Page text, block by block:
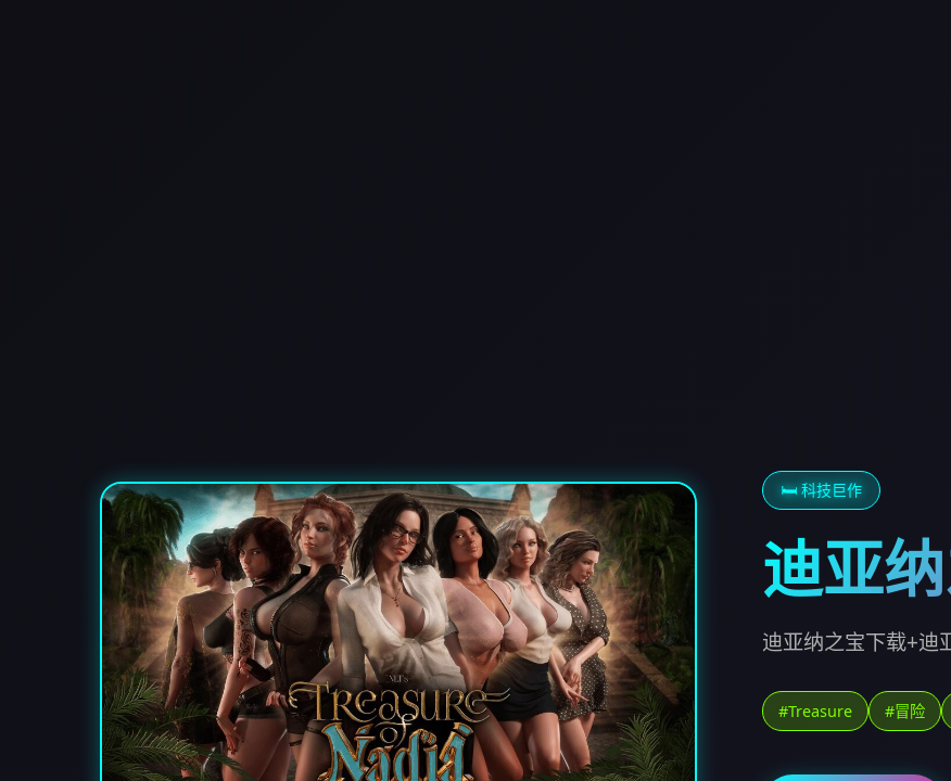
🛏️ 科技巨作
迪亚
迪亚纳之宝下载+迪
#Treasure #冒险